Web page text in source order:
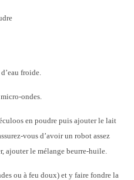
froide.
ondes.
en poudre puis ajouter le lait
vous d’avoir un robot assez
ajouter le mélange beurre-huile.
ou à feu doux) et y faire fondre la